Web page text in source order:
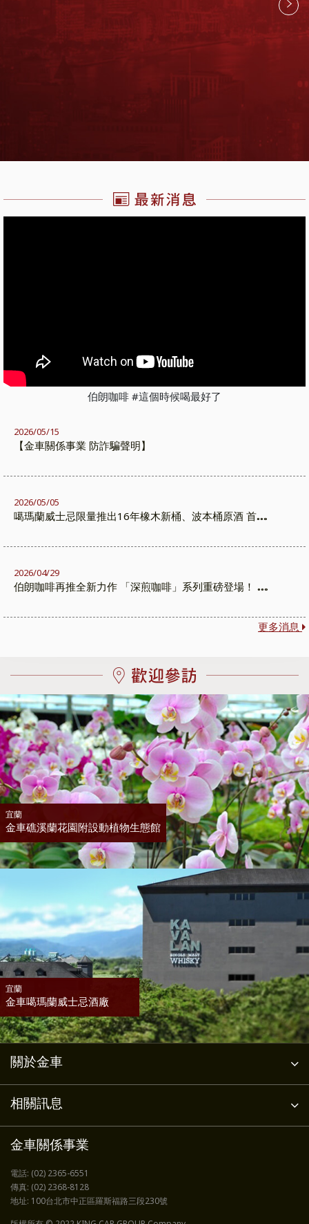
伯朗咖啡 #這個時候喝最好了
2026/05/15
【金車關係事業 防詐騙聲明】
2026/05/05
噶瑪蘭威士忌限量推出16年橡木新桶、波本桶原酒 首度
2026/04/29
伯朗咖啡再推全新力作 「深煎咖啡」系列重磅登場！ 攜
更多消息
宜蘭
金車礁溪蘭花園附設動植物生態館
宜蘭
金車噶瑪蘭威士忌酒廠
金車關係事業
電話:(02) 2365-6551
傳真:(02) 2368-8128
地址:100台北市中正區羅斯福路三段230號
關於金車
相關訊息